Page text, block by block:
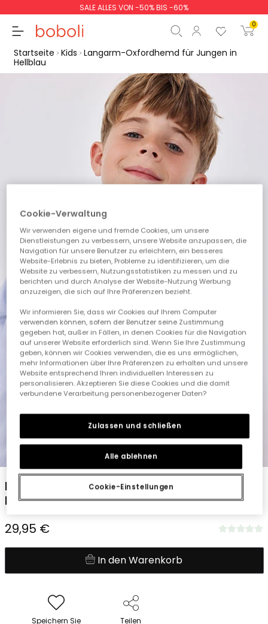
SALE ALLES VON -50% BIS -60%
0
Gesamtbetrag
Start der Bestellung
Startseite Kids Langarm-Oxfordhemd für Jungen in
Hellblau
3 4
Langarm-Oxfordhemd für Jungen in
Hellblau
29,95 €
In den Warenkorb
Speichern Sie Teilen
Cookie-Verwaltung
Wir verwenden eigene und fremde Cookies, um unsere
Dienstleistungen zu verbessern, unsere Website anzupassen, die
Navigation für unsere Benutzer zu erleichtern, ein besseres
Website-Erlebnis zu bieten, Probleme zu identifizieren, um die
Website zu verbessern, Nutzungsstatistiken zu messen und zu
berichten und durch Analyse der Website-Nutzung Werbung
anzuzeigen, die sich auf Ihre Präferenzen bezieht.
Wir informieren Sie, dass wir Cookies auf Ihrem Computer
verwenden können, sofern der Benutzer seine Zustimmung
gegeben hat, außer in Fällen, in denen Cookies für die Navigation
auf unserer Website erforderlich sind. Wenn Sie Ihre Zustimmung
geben, können wir Cookies verwenden, die es uns ermöglichen,
mehr Informationen über Ihre Präferenzen zu erhalten und unsere
Website entsprechend Ihren individuellen Interessen zu
personalisieren. Akzeptieren Sie diese Cookies und die damit
verbundene Verarbeitung personenbezogener Daten?
Cookie-Einstellungen
Alle ablehnen
Zulassen und schließen